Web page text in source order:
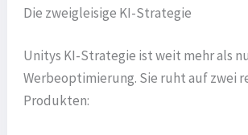
Die zweigleisige KI-Strategie
Unitys KI-Strategie ist weit mehr als
Werbeoptimierung. Sie ruht auf zwei
Produkten: